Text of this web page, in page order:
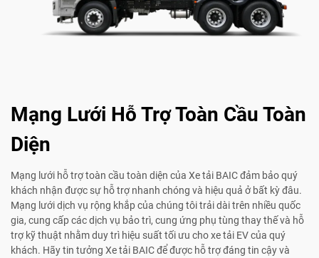
Mạng Lưới Hỗ Trợ Toàn Cầu Toàn
Diện
Mạng lưới hỗ trợ toàn cầu toàn diện của Xe tải BAIC đảm bảo quý
khách nhận được sự hỗ trợ nhanh chóng và hiệu quả ở bất kỳ đâu.
Mạng lưới dịch vụ rộng khắp của chúng tôi trải dài trên nhiều quốc
gia, cung cấp các dịch vụ bảo trì, cung ứng phụ tùng thay thế và hỗ
trợ kỹ thuật nhằm duy trì hiệu suất tối ưu cho xe tải EV của quý
khách. Hãy tin tưởng Xe tải BAIC để được hỗ trợ đáng tin cậy và